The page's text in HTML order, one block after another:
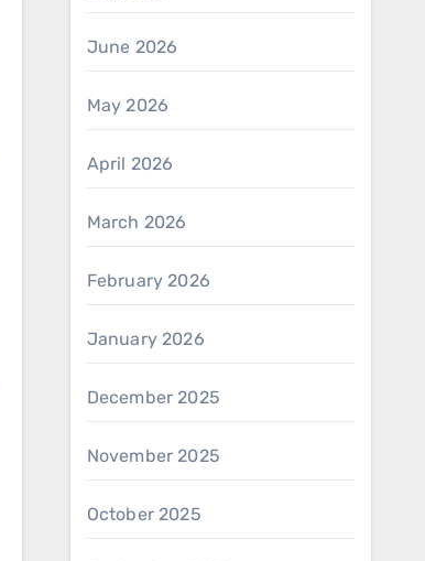
June 2026
May 2026
April 2026
March 2026
February 2026
January 2026
December 2025
November 2025
October 2025